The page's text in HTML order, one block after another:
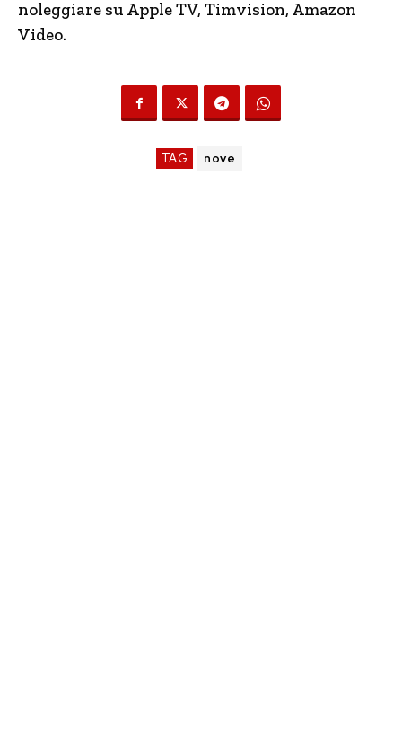
noleggiare su Apple TV, Timvision, Amazon
Video.
TAG nove